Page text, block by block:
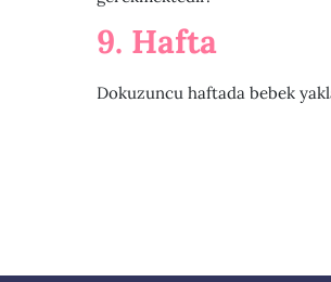
9. Hafta
Dokuzuncu haftada bebek